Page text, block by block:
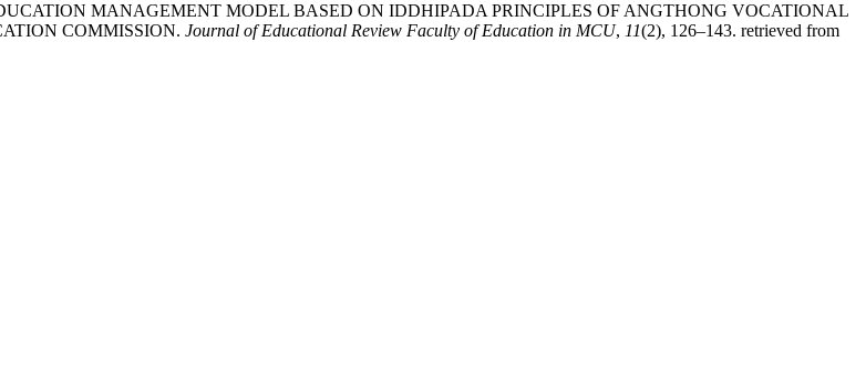
MANAGEMENT MODEL BASED ON IDDHIPADA PRINCIPLES OF ANGTHONG VOCATIONAL
COMMISSION. Journal of Educational Review Faculty of Education in MCU, 11(2), 126–143. retrieved from